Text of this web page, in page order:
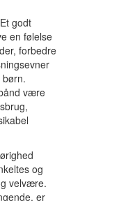
godt
en følelse
forbedre
være
og
velvære.
er